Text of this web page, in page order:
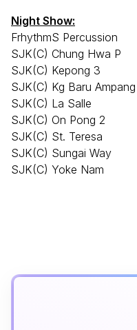
Night Show:
FrhythmS Percussion
SJK(C) Chung Hwa P
SJK(C) Kepong 3
SJK(C) Kg Baru Ampang
SJK(C) La Salle
SJK(C) On Pong 2
SJK(C) St. Teresa
SJK(C) Sungai Way
SJK(C) Yoke Nam